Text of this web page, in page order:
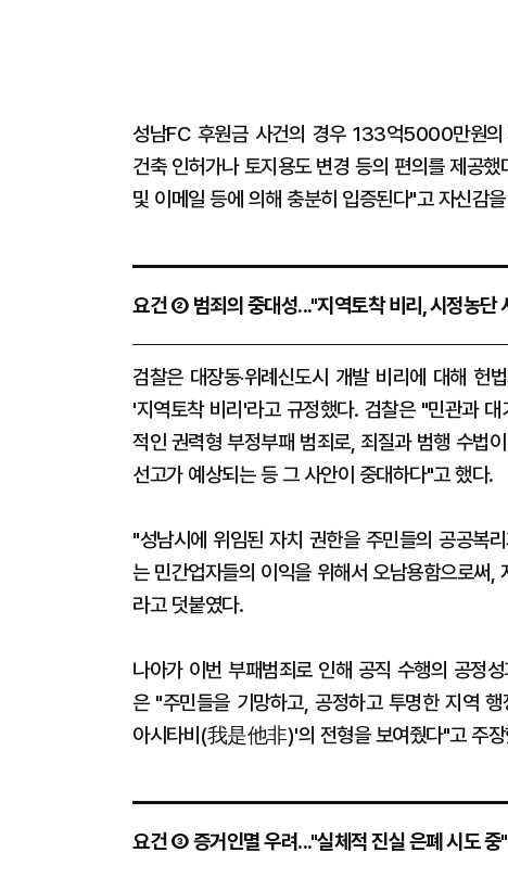
성남FC 후원금 사건의 경우 133억5000만원의
건축 인허가나 토지용도 변경 등의 편의를 제공
및 이메일 등에 의해 충분히 입증된다"고 자신감
요건 ② 범죄의 중대성..."지역토착 비리, 시정농단
검찰은 대장동‧위례신도시 개발 비리에 대해 헌
'지역토착 비리'라고 규정했다. 검찰은 "민관과
적인 권력형 부정부패 범죄로, 죄질과 범행 수법
선고가 예상되는 등 그 사안이 중대하다"고 했다.
"성남시에 위임된 자치 권한을 주민들의 공공복
는 민간업자들의 이익을 위해서 오남용함으로
라고 덧붙였다.
나아가 이번 부패범죄로 인해 공직 수행의 공정
은 "주민들을 기망하고, 공정하고 투명한 지역
아시타비(我是他非)'의 전형을 보여줬다"고 주장
요건 ③ 증거인멸 우려..."실체적 진실 은폐 시도 중"